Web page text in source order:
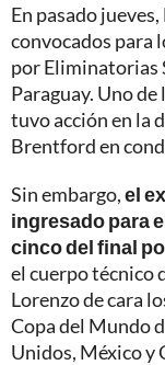
En pasado
convocados para
por Eliminatorias
Paraguay. Uno de
tuvo acción en la
Brentford en
Sin embargo,el
ingresado para
cinco del final
el cuerpo técnico
Lorenzo de cara
Copa del Mundo
Unidos, México y